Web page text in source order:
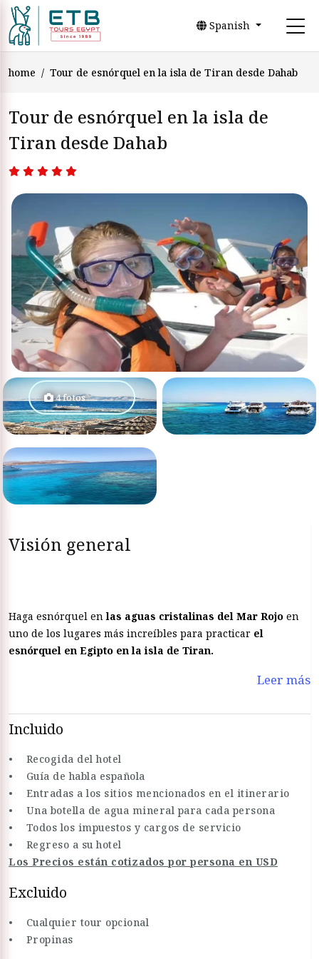
Spanish
home Tour de esnórquel en la isla de Tiran desde Dahab
Tour de esnórquel en la isla de
Tiran desde Dahab
4 fotos
Visión general
Haga esnórquel enlas aguas cristalinas del Mar Rojo en
uno de los lugares más increíbles para practicar el
esnórquel en Egipto en la isla de Tiran.
Leer más
Incluido
• Recogida del hotel
• Guía de habla española
• Entradas a los sitios mencionados en el itinerario
• Una botella de agua mineral para cada persona
• Todos los impuestos y cargos de servicio
• Regreso a su hotel
Los Precios están cotizados por persona en USD
Excluido
• Cualquier tour opcional
• Propinas